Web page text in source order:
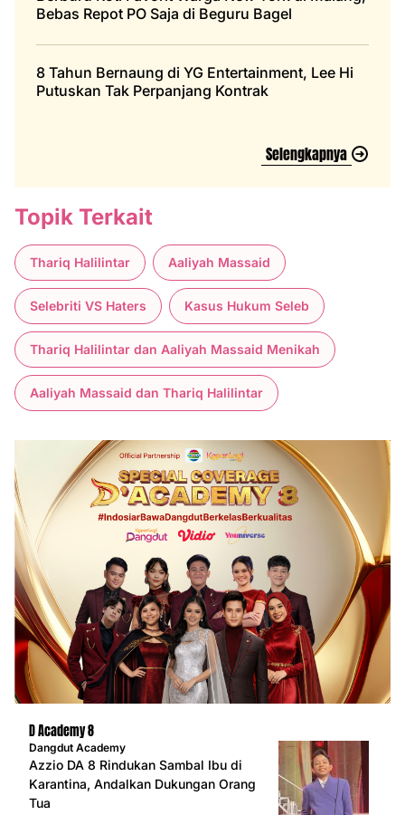
Bebas Repot PO Saja di Beguru Bagel
8 Tahun Bernaung di YG Entertainment, Lee Hi
Putuskan Tak Perpanjang Kontrak
Selengkapnya
Topik Terkait
Thariq Halilintar Aaliyah Massaid
Selebriti VS Haters Kasus Hukum Seleb
Thariq Halilintar dan Aaliyah Massaid Menikah
Aaliyah Massaid dan Thariq Halilintar
D Academy 8
Dangdut Academy
Azzio DA 8 Rindukan Sambal Ibu di
Karantina, Andalkan Dukungan Orang
Tua